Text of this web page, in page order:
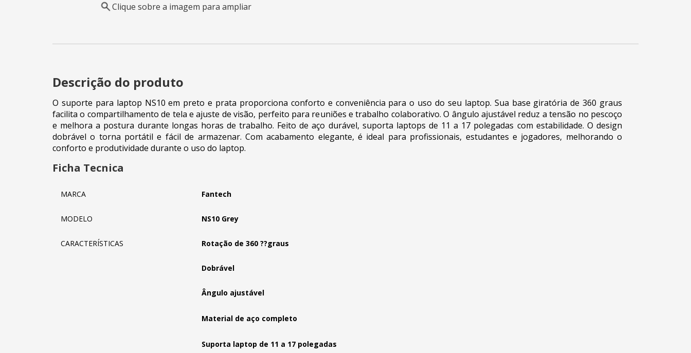
Clique sobre a imagem para ampliar
Descrição do produto
O suporte para laptop NS10 em preto e prata proporciona conforto e conveniência para o uso do seu laptop. Sua base giratória de 360 graus
facilita o compartilhamento de tela e ajuste de visão, perfeito para reuniões e trabalho colaborativo. O ângulo ajustável reduz a tensão no pescoço
e melhora a postura durante longas horas de trabalho. Feito de aço durável, suporta laptops de 11 a 17 polegadas com estabilidade. O design
dobrável o torna portátil e fácil de armazenar. Com acabamento elegante, é ideal para profissionais, estudantes e jogadores, melhorando o
conforto e produtividade durante o uso do laptop.
Ficha Tecnica
MARCA Fantech
MODELO NS10 Grey
CARACTERÍSTICAS Rotação de 360 ??graus
Dobrável
Ângulo ajustável
Material de aço completo
Suporta laptop de 11 a 17 polegadas